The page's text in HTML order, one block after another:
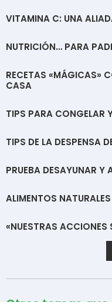
VITAMINA C: UNA
NUTRICIÓN… PARA
RECETAS «MÁGICAS»
CASA
TIPS PARA CONGELAR
TIPS DE LA DESPENSA
PRUEBA DESAYUNAR Y
ALIMENTOS
«NUESTRAS ACCIONES